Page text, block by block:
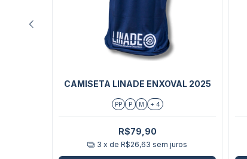
CAMISETA LINADE ENXOVAL 2025
PP P M + 4
R$79,90
3 x de R$26,63 sem juros